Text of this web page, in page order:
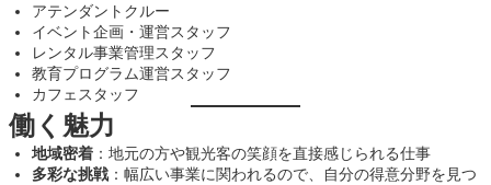
アテンダントクルー
イベント企画・運営スタッフ
レンタル事業管理スタッフ
教育プログラム運営スタッフ
カフェスタッフ
働く魅力
地域密着 ：地元の方や観光客の笑顔を直接感じられる仕事
多彩な挑戦 ：幅広い事業に関われるので、自分の得意分野を見つ